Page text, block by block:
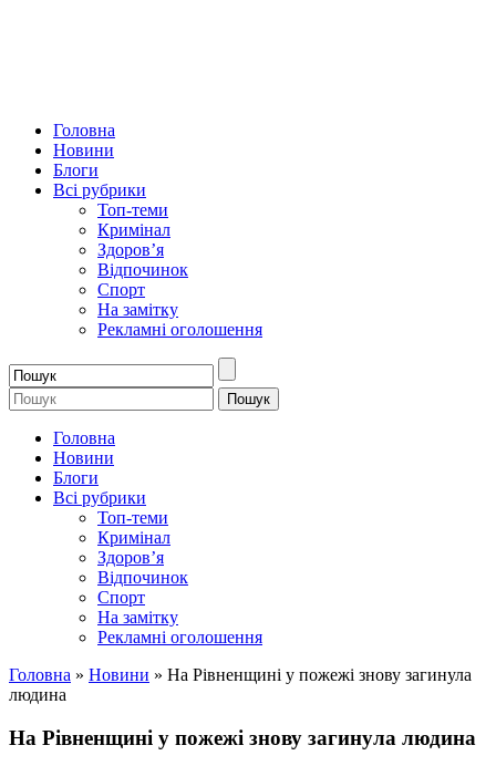
Головна
Новини
Блоги
Всі рубрики
Топ-теми
Кримінал
Здоров’я
Відпочинок
Спорт
На замітку
Рекламні оголошення
Головна
Новини
Блоги
Всі рубрики
Топ-теми
Кримінал
Здоров’я
Відпочинок
Спорт
На замітку
Рекламні оголошення
Головна » Новини » На Рівненщині у пожежі знову загинула
людина
На Рівненщині у пожежі знову загинула людина